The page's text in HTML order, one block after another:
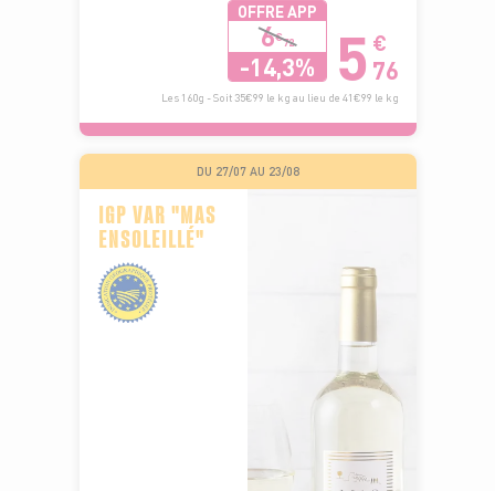
OFFRE APP
6€72
-14,3% 5 €
76
Les 160g - Soit 35€99 le kg au lieu de 41€99 le kg
DU 27/07 AU 23/08
IGP VAR "MAS
ENSOLEILLÉ"